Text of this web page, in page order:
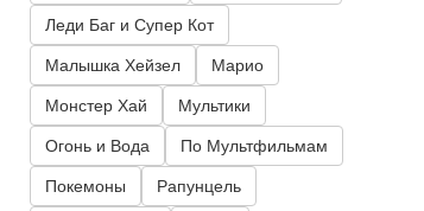
Леди Баг и Супер Кот
Малышка Хейзел Марио
Монстер Хай Мультики
Огонь и Вода По Мультфильмам
Покемоны Рапунцель